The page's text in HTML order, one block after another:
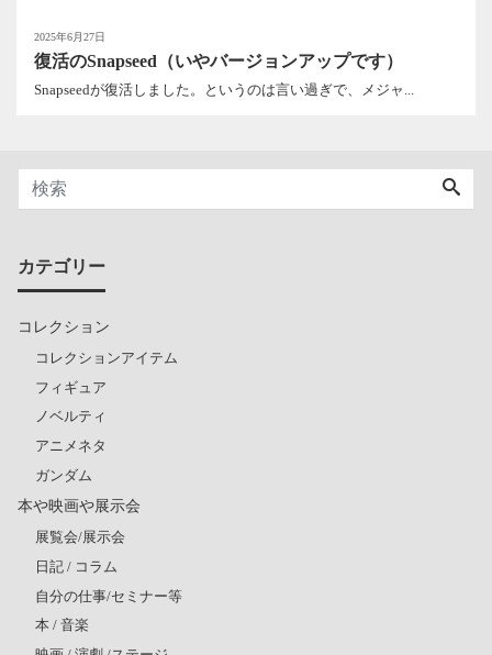
2025年6月27日
復活のSnapseed（いやバージョンアップです）
Snapseedが復活しました。というのは言い過ぎで、メジャ...
カテゴリー
コレクション
コレクションアイテム
フィギュア
ノベルティ
アニメネタ
ガンダム
本や映画や展示会
展覧会/展示会
日記 / コラム
自分の仕事/セミナー等
本 / 音楽